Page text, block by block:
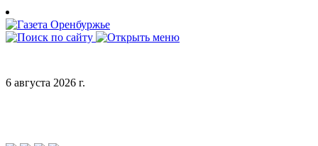
Skip
to
content
6 августа 2026 г.